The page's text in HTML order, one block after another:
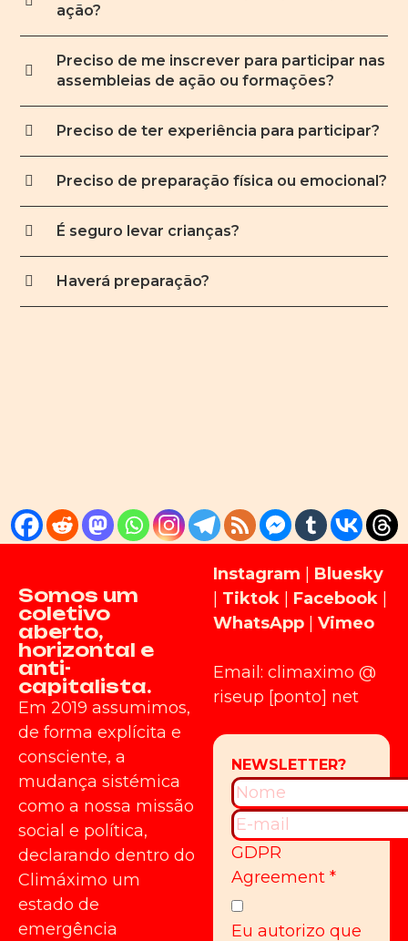
ação?
Preciso de me inscrever para participar nas
assembleias de ação ou formações?
Preciso de ter experiência para participar?
Preciso de preparação física ou emocional?
É seguro levar crianças?
Haverá preparação?
Somos um
coletivo
aberto,
horizontal e
anti-
capitalista.
Em 2019 assumimos,
de forma explícita e
consciente, a
mudança sistémica
como a nossa missão
social e política,
declarando dentro do
Climáximo um
estado de
emergência
Instagram
Bluesky
Tiktok Facebook
WhatsApp
Vimeo
Email: climaximo @
riseup [ponto] net
GDPR
Agreement *
Eu autorizo que